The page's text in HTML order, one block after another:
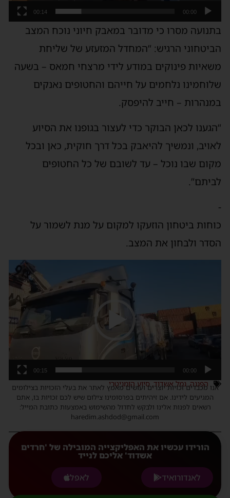
00:00
00:14
בתנועה מסרו כי מדובר במאבק חיוני נוכח המצב
הביטחוני הרגיש: “המחדל המזעזע של שליחת
משאיות פינוקים במודע לידי מרצחי חמאס – בשעה
שלוחמינו נלחמים על חייהם והחטופים נאנקים
במנהרות – חייב להיפסק.
“הגענו לכאן הבוקר כדי לעצור בגופנו את הסיוע
לאויב, ונמשיך להיאבק בכל דרך חוקית, כאן ובכל
מקום שבו נוכל – עד לשובם של כל החטופים
לביתם”.
-
כוחות ביטחון הוזעקו למקום על מנת לשמור על
הסדר ולבחון את המצב.
00:00
00:15
הפגנה,נמל אשדוד,סיוע הומניטרי
אנו מכבדים זכויות יוצרים ועושים מאמץ לאתר את בעלי הזכויות בצילומים
המגיעים לידינו. אם זיהיתים בפרסומינו צילום שיש לכם זכויות בו, אתם
רשאים לפנות אלינו ולבקש לחדול מהשימוש באמצעות כתובת המייל:
haredim.ashdod@gmail.com
הורידו עכשיו את האפליקצייה המובילה של 'חרדים
אשדוד' אליכם לנייד
לאנדורואיד
לאפל